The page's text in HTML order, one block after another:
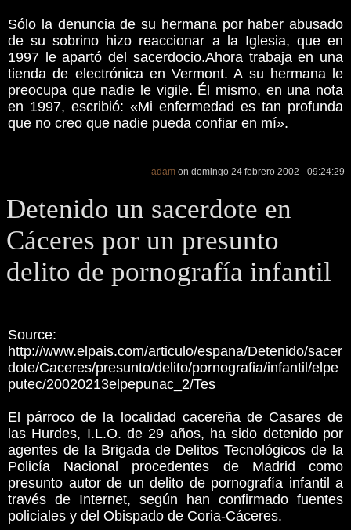
Sólo la denuncia de su hermana por haber abusado
de su sobrino hizo reaccionar a la Iglesia, que en
1997 le apartó del sacerdocio.Ahora trabaja en una
tienda de electrónica en Vermont. A su hermana le
preocupa que nadie le vigile. Él mismo, en una nota
en 1997, escribió: «Mi enfermedad es tan profunda
que no creo que nadie pueda confiar en mí».
adam on domingo 24 febrero 2002 - 09:24:29
Detenido un sacerdote en
Cáceres por un presunto
delito de pornografía infantil
Source:
http://www.elpais.com/articulo/espana/Detenido/sacer
dote/Caceres/presunto/delito/pornografia/infantil/elpe
putec/20020213elpepunac_2/Tes
El párroco de la localidad cacereña de Casares de
las Hurdes, I.L.O. de 29 años, ha sido detenido por
agentes de la Brigada de Delitos Tecnológicos de la
Policía Nacional procedentes de Madrid como
presunto autor de un delito de pornografía infantil a
través de Internet, según han confirmado fuentes
policiales y del Obispado de Coria-Cáceres.